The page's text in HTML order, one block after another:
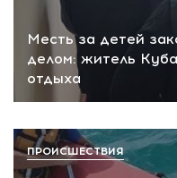
Месть за детей
делом: житель
отдыха
ПРОИСШЕСТВИЯ